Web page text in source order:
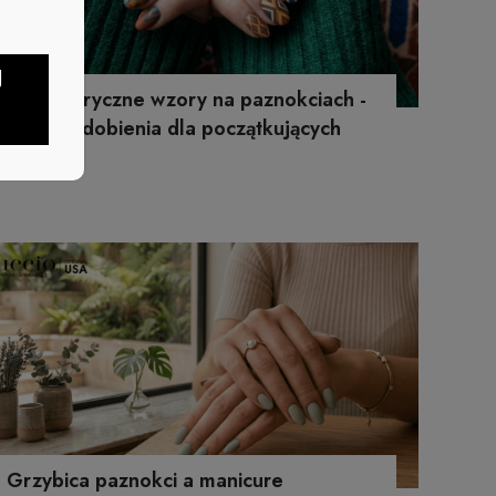
Geometryczne wzory na paznokciach -
proste zdobienia dla początkujących
Grzybica paznokci a manicure